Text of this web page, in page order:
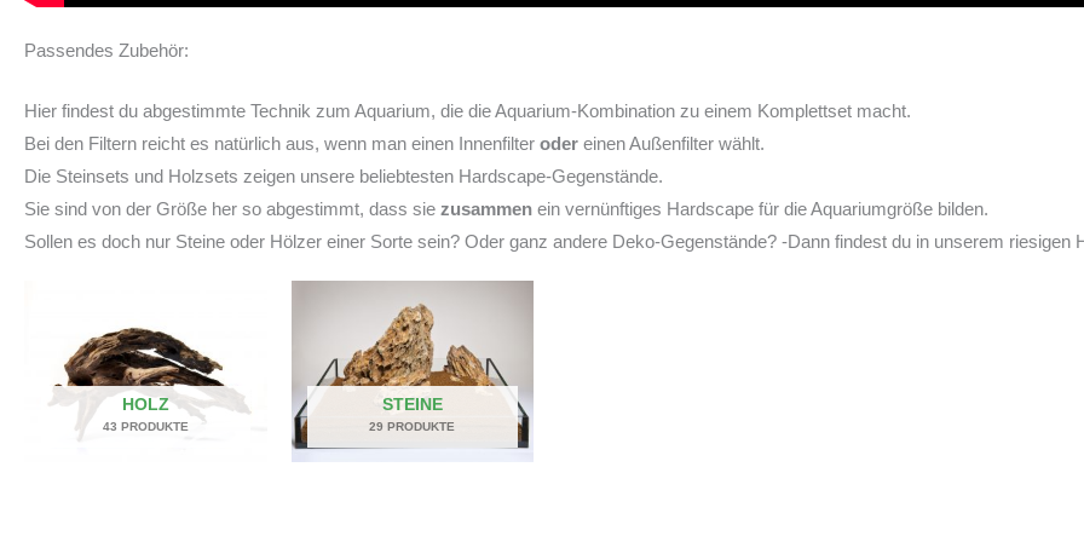
Passendes Zubehör:
Hier findest du abgestimmte Technik zum Aquarium, die die Aquarium-Kombination zu einem Komplettset macht.
Bei den Filtern reicht es natürlich aus, wenn man einen Innenfilter oder einen Außenfilter wählt.
Die Steinsets und Holzsets zeigen unsere beliebtesten Hardscape-Gegenstände.
Sie sind von der Größe her so abgestimmt, dass sie zusammen ein vernünftiges Hardscape für die Aquariumgröße bilden.
Sollen es doch nur Steine oder Hölzer einer Sorte sein? Oder ganz andere Deko-Gegenstände? -Dann findest du in unserem riesigen
HOLZ
43 PRODUKTE
STEINE
29 PRODUKTE